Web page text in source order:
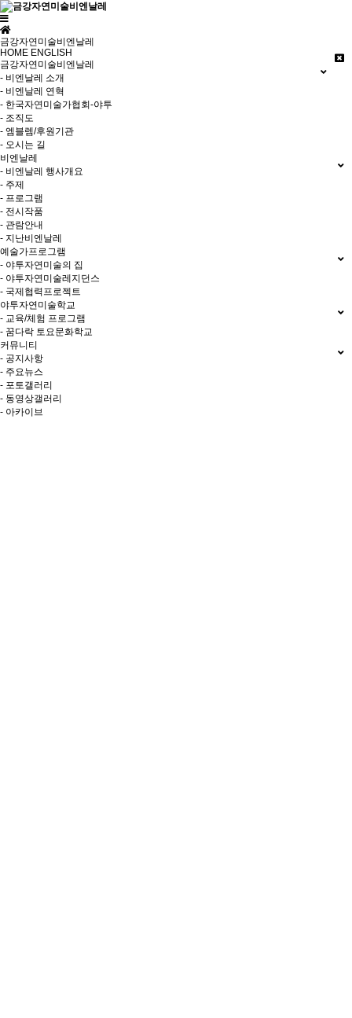
금강자연미술비엔날레
HOME ENGLISH
금강자연미술비엔날레
- 비엔날레 소개
- 비엔날레 연혁
- 한국자연미술가협회-야투
- 조직도
- 엠블렘/후원기관
- 오시는 길
비엔날레
- 비엔날레 행사개요
- 주제
- 프로그램
- 전시작품
- 관람안내
- 지난비엔날레
예술가프로그램
- 야투자연미술의 집
- 야투자연미술레지던스
- 국제협력프로젝트
야투자연미술학교
- 교육/체험 프로그램
- 꿈다락 토요문화학교
커뮤니티
- 공지사항
- 주요뉴스
- 포토갤러리
- 동영상갤러리
- 아카이브